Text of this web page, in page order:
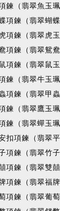
鍊（翡翠魚玉珮
項鍊（翡翠蝴
項鍊（翡翠虎玉
項鍊（翡翠鴛
項鍊（翡翠鼠玉
鍊（翡翠牛玉珮
項鍊（翡翠甲
鍊（翡翠鷹玉珮
鍊（翡翠蟬玉珮
扣項鍊（翡翠
項鍊（翡翠竹
項鍊（翡翠雙
項鍊（翡翠福
項鍊（翡翠葡